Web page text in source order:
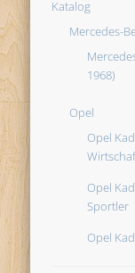
Katalog
Mercedes-
1968)
Opel
Opel
Opel
Sportler
Opel